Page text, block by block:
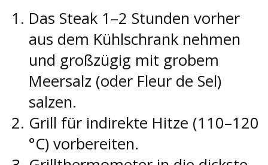
Das Steak 1–2 Stunden vorher
aus dem Kühlschrank nehmen
und großzügig mit grobem
Meersalz (oder Fleur de Sel)
salzen.
Grill für indirekte Hitze (110–120
°C) vorbereiten.